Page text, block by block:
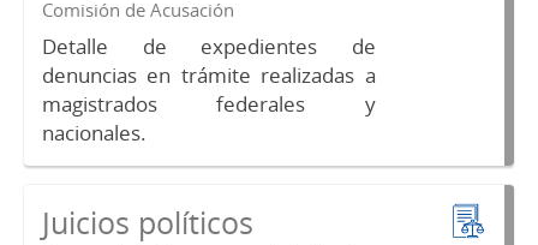
Comisión de Acusación
Detalle de expedientes de
denuncias en trámite realizadas a
magistrados federales y
nacionales.
Juicios políticos